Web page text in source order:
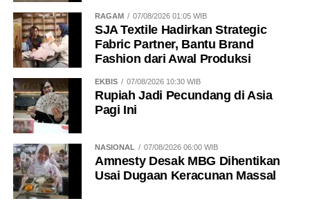
RAGAM 07/08/2026 01:05 WIB
SJA Textile Hadirkan Strategic
Fabric Partner, Bantu Brand
Fashion dari Awal Produksi
EKBIS 07/08/2026 10:30 WIB
Rupiah Jadi Pecundang di Asia
Pagi Ini
NASIONAL 07/08/2026 06:00 WIB
Amnesty Desak MBG Dihentikan
Usai Dugaan Keracunan Massal